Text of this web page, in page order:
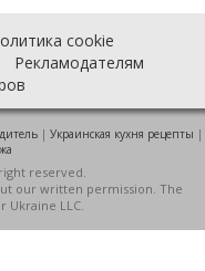
cookie
Рекламодателям
| Украинская кухня рецепты |
reserved.
our written permission. The
Ukraine LLC.